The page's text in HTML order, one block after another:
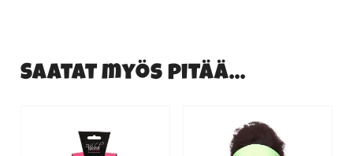
Saatat myös pitää...